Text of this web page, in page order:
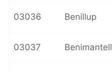
03036 Benillup
03037 Benimantell